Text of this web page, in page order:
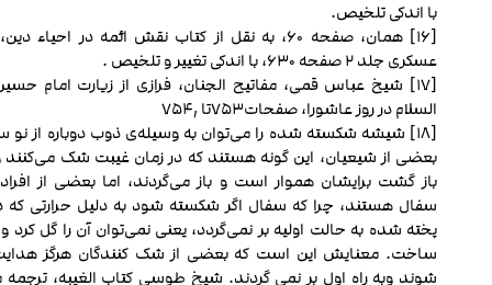
با اندکی تلخیص.
[۱۶] همان، صفحه ۶۰، به نقل از کتاب نقش ائمه در احیاء
عسکری جلد ۲ صفحه ۶۳۰، با اندکی تغییر و تلخیص .
[۱۷] شیخ عباس قمی، مفاتیح الجنان، فرازی از زیارت امام
السلام در روز عاشورا، صفحات۷۵۳تا ۷۵۴٫
[۱۸] شیشه شکسته شده را می‌توان به وسیله‌ی ذوب دوباره از
بعضی از شیعیان، این گونه هستند که در زمان غیبت شک می‌کنند
باز گشت برایشان هموار است و باز می‌گردند، اما بعضی از
سفال هستند، چرا که سفال اگر شکسته شود به دلیل حرارتی که
پخته شده به حالت اولیه بر نمی‌گردد، یعنی نمی‌توان آن را گل کرد و
ساخت. معنایش این است که بعضی از شک کنندگان هرگز
شوند وبه راه اول بر نمی‏ گردند. شیخ طوسی کتاب الغیبه،